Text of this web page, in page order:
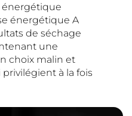
énergétique
énergétique A
de séchage
une
choix malin et
à la fois